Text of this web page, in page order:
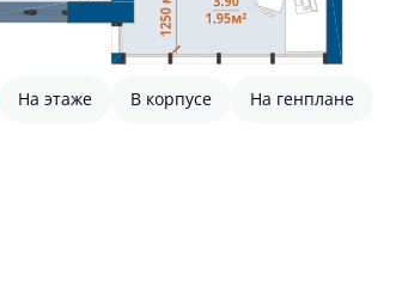
На этаже В корпусе На генплане